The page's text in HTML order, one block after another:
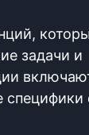
задачи и
специфики